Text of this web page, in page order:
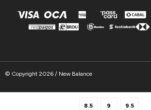
8.5 9 9.5
© Copyright 2026 / New Balance